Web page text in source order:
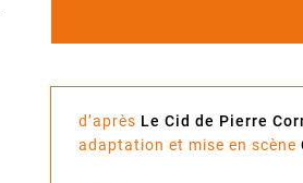
d’après Le Cid de Pierre
adaptation et mise en scène